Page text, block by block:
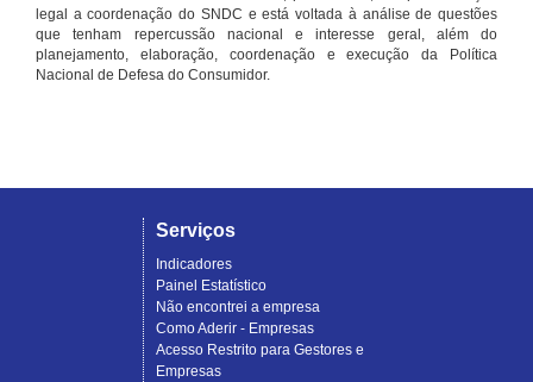
legal a coordenação do SNDC e está voltada à análise de questões
que tenham repercussão nacional e interesse geral, além do
planejamento, elaboração, coordenação e execução da Política
Nacional de Defesa do Consumidor.
Serviços
Indicadores
Painel Estatístico
Não encontrei a empresa
Como Aderir - Empresas
Acesso Restrito para Gestores e
Empresas